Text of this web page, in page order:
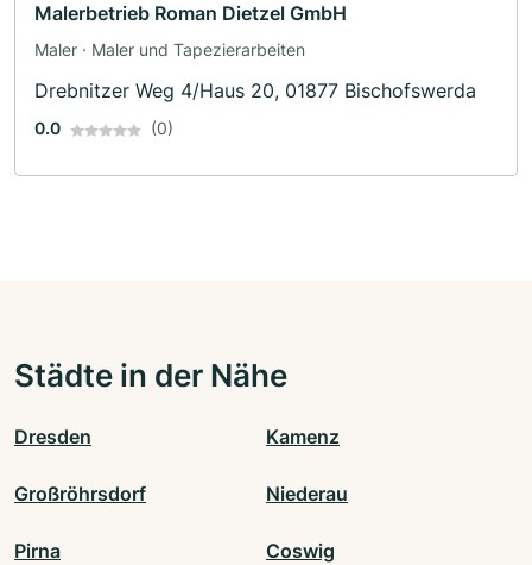
Malerbetrieb Roman Dietzel GmbH
Maler · Maler und Tapezierarbeiten
Drebnitzer Weg 4/Haus 20, 01877 Bischofswerda
0.0 (0)
Städte in der Nähe
Dresden Kamenz
Großröhrsdorf Niederau
Pirna Coswig